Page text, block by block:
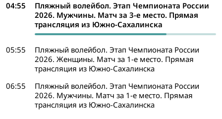
04:55
Пляжный волейбол. Этап Чемпионата России
2026. Мужчины. Матч за 3-е место. Прямая
трансляция из Южно-Сахалинска
05:55
Пляжный волейбол. Этап Чемпионата России
2026. Женщины. Матч за 1-е место. Прямая
трансляция из Южно-Сахалинска
06:55
Пляжный волейбол. Этап Чемпионата России
2026. Мужчины. Матч за 1-е место. Прямая
трансляция из Южно-Сахалинска